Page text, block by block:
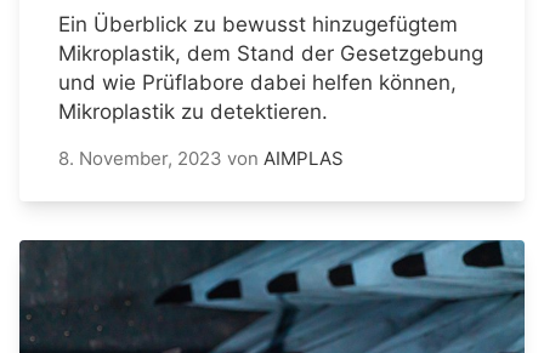
Ein Überblick zu bewusst hinzugefügtem
Mikroplastik, dem Stand der Gesetzgebung
und wie Prüflabore dabei helfen können,
Mikroplastik zu detektieren.
8. November, 2023 von AIMPLAS